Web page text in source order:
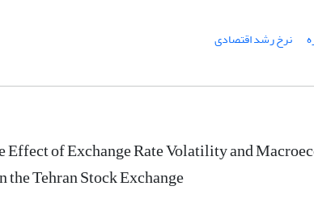
نرخ رشد اقتصادی
of Exchange Rate Volatility and
Tehran Stock Exchange